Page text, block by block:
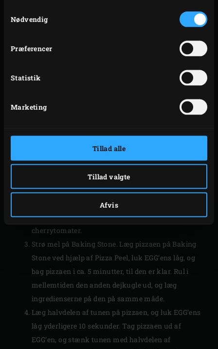
Nødvendig
Præferencer
Statistik
Marketing
Tillad alle
Tillad valgte
Afvis
med
, til 275-300
mel på Pizza Dough Rolling Mat og rul én af
Strø mel påAluminium Pizza Peelog læg
pizzabunden på den. Smør halvdelen af
cremefraichen på pizzabunden. Sørg for, at en kant
rundt omkring bunden er fri for cremefraiche. Læg
ét af noriarkene i blød i vand i 10 sekunder. Tag
noriarket ud, riv det i små stykker, og fordel dem
over cremefraichen med halvdelen af de halverede
cherrytomater.
Strø mel på Baking Stone. Læg pizzaen på Baking
Stone ved hjælp af Pizza Peel, luk EGG’ens låg, og
bag pizzaen i ca. 5 minutter, til den er klar. Rul i
mellemtiden den anden dejkugle ud, og læg
ingredienserne på den på samme måde.
Læg halvdelen af tunen på pizzaen, og luk EGG’ens
låg yderligere 10 sekunder. Tag pizzaen ud af
EGG’en, og stænk tunen med halvdelen af